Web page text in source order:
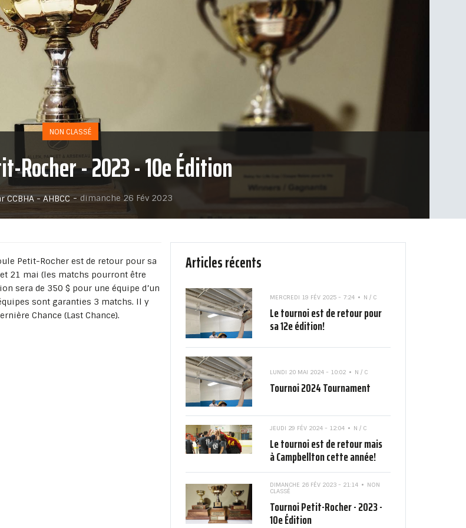
NON CLASSÉ
Rocher - 2023 - 10e Édition
CCBHA - AHBCC - dimanche 26 Fév 2023
Petit-Rocher est de retour pour sa
21 mai (les matchs pourront être
sera de 350 $ pour une équipe d’un
sont garanties 3 matchs. Il y
Chance (Last Chance).
Articles récents
MERCREDI 19 FÉV 2025 - 7:24 N / C
Le tournoi est de retour pour
sa 12e édition!
LUNDI 20 MAI 2024 - 10:02 N / C
Tournoi 2024 Tournament
JEUDI 29 FÉV 2024 - 12:04 N / C
Le tournoi est de retour mais
à Campbellton cette année!
DIMANCHE 26 FÉV 2023 - 21:14
NON
CLASSÉ
Tournoi Petit-Rocher - 2023 -
10e Édition